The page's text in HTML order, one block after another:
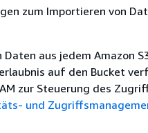
zum Importieren von
Daten aus jedem Amazon
auf den Bucket
zur Steuerung des
und